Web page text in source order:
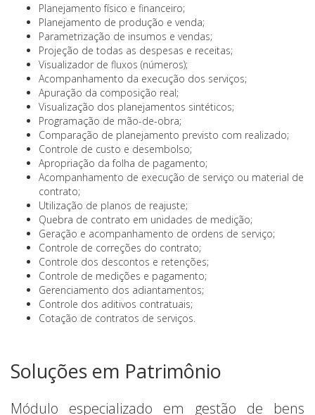
Planejamento físico e financeiro;
Planejamento de produção e venda;
Parametrização de insumos e vendas;
Projeção de todas as despesas e receitas;
Visualizador de fluxos (números);
Acompanhamento da execução dos serviços;
Apuração da composição real;
Visualização dos planejamentos sintéticos;
Programação de mão-de-obra;
Comparação de planejamento previsto com realizado;
Controle de custo e desembolso;
Apropriação da folha de pagamento;
Acompanhamento de execução de serviço ou material de
contrato;
Utilização de planos de reajuste;
Quebra de contrato em unidades de medição;
Geração e acompanhamento de ordens de serviço;
Controle de correções do contrato;
Controle dos descontos e retenções;
Controle de medições e pagamento;
Gerenciamento dos adiantamentos;
Controle dos aditivos contratuais;
Cotação de contratos de serviços.
Soluções em Patrimônio
Módulo especializado em gestão de bens